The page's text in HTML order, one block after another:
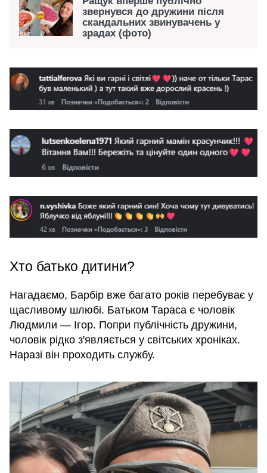
звернувся до дружини після
скандальних звинувачень у
зрадах (фото)
Хто батько дитини?
Нагадаємо, Барбір вже багато років перебуває у
щасливому шлюбі. Батьком Тараса є чоловік
Людмили — Ігор. Попри публічність дружини,
чоловік рідко з'являється у світських хроніках.
Наразі він проходить службу.